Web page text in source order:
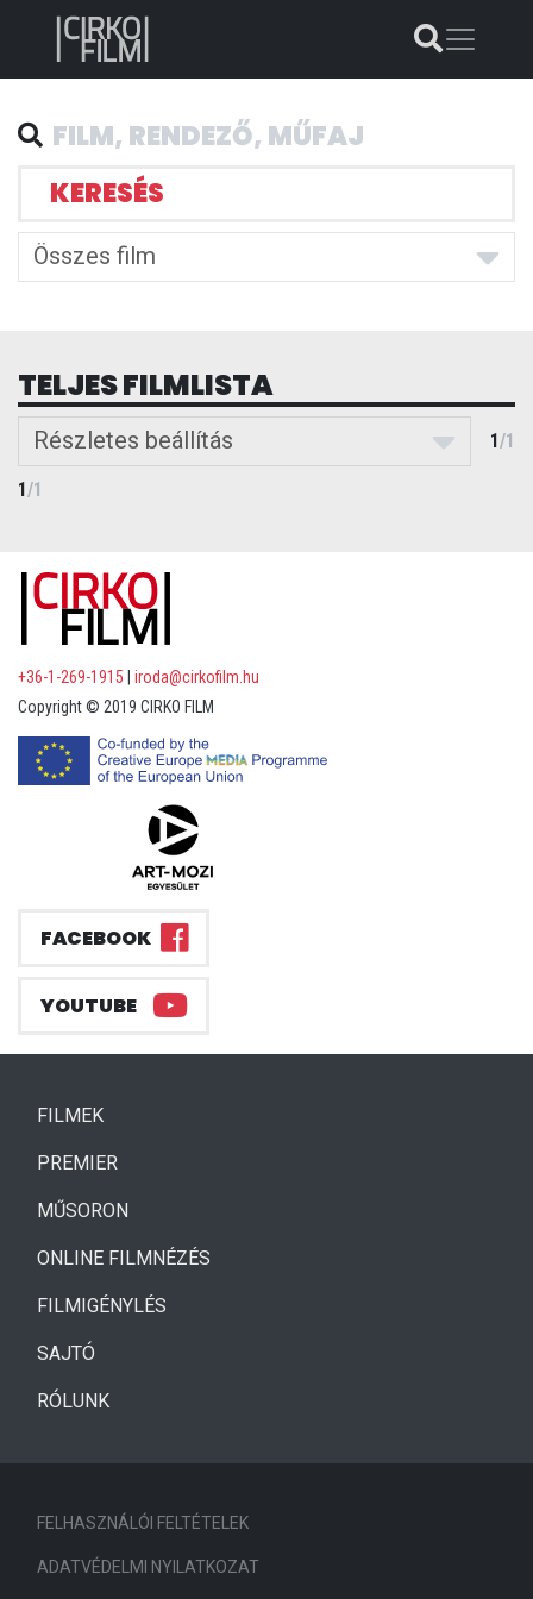
KERESÉS
Összes film
TELJES FILMLISTA
Részletes beállítás 1/1
1/1
+36-1-269-1915
iroda@cirkofilm.hu
Copyright © 2019 CIRKO FILM
FACEBOOK
YOUTUBE
FILMEK(CURRENT)
PREMIER
MŰSORON
ONLINE FILMNÉZÉS
FILMIGÉNYLÉS
SAJTÓ
RÓLUNK
FELHASZNÁLÓI FELTÉTELEK
ADATVÉDELMI NYILATKOZAT